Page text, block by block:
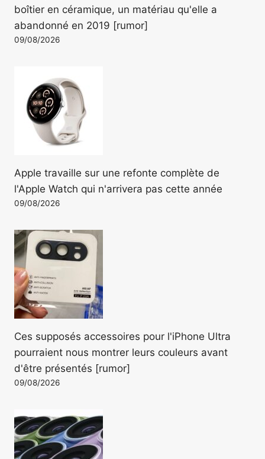
boîtier en céramique, un matériau qu'elle a
abandonné en 2019 [rumor]
09/08/2026
Apple travaille sur une refonte complète de
l'Apple Watch qui n'arrivera pas cette année
09/08/2026
Ces supposés accessoires pour l'iPhone Ultra
pourraient nous montrer leurs couleurs avant
d'être présentés [rumor]
09/08/2026